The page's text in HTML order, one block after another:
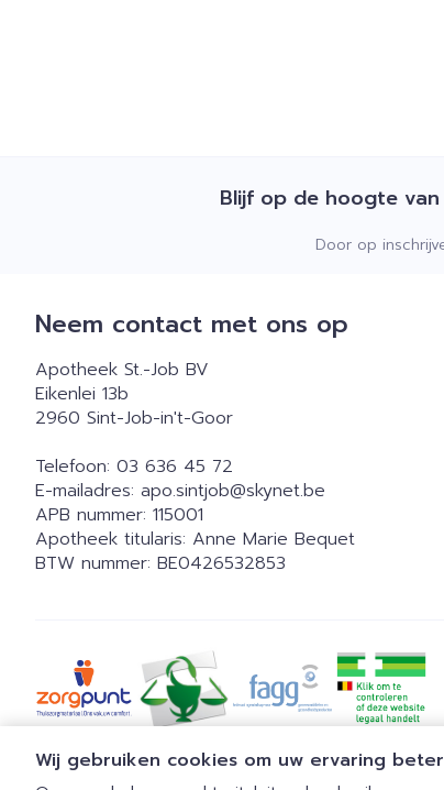
Wij gebruiken cookies om uw ervaring
Blijf op de hoogte
Door op
Neem contact met ons op
Apotheek St.-Job BV
Eikenlei 13b
2960 Sint-Job-in't-Goor
Telefoon: 03 636 45 72
E-mailadres: apo.sintjob@skynet.be
APB nummer: 115001
Apotheek titularis: Anne Marie Bequet
BTW nummer: BE0426532853